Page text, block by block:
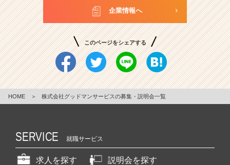
企業情報へ
このページをシェアする
HOME ＞ 株式会社グッドマンサービスの募集・説明会一覧
SERVICE 就職サービス
求人を探す
説明会を探す